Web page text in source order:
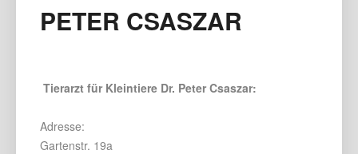
PETER CSASZAR
Tierarzt für Kleintiere Dr. Peter Csaszar:
Adresse:
Gartenstr. 19a